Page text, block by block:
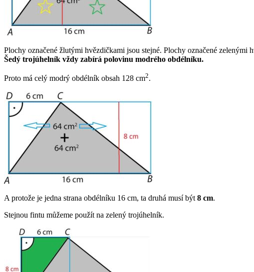
Plochy označené žlutými hvězdičkami jsou stejné. Plochy označené zelenými
Šedý trojúhelník vždy zabírá polovinu modrého obdélníku.
Proto má celý modrý obdélník obsah 128 cm2.
A protože je jedna strana obdélníku 16 cm, ta druhá musí být 8 cm.
Stejnou fintu můžeme použít na zelený trojúhelník.